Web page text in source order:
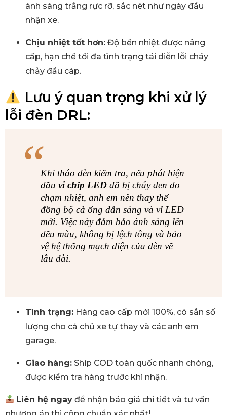
ánh sáng trắng rực rỡ, sắc nét như ngày đầu
nhận xe.
Chịu nhiệt tốt hơn: Độ bền nhiệt được nâng
cấp, hạn chế tối đa tình trạng tái diễn lỗi cháy
chảy đầu cáp.
Lưu ý quan trọng khi xử lý
lỗi đèn DRL:
Khi tháo đèn kiểm tra, nếu phát hiện
đầu vỉ chip LED đã bị cháy đen do
chạm nhiệt, anh em nên thay thế
đồng bộ cả ống dẫn sáng và vỉ LED
mới. Việc này đảm bảo ánh sáng lên
đều màu, không bị lệch tông và bảo
vệ hệ thống mạch điện của đèn về
lâu dài.
Tình trạng: Hàng cao cấp mới 100%, có sẵn số
lượng cho cả chủ xe tự thay và các anh em
garage.
Giao hàng: Ship COD toàn quốc nhanh chóng,
được kiểm tra hàng trước khi nhận.
Liên hệ ngay để nhận báo giá chi tiết và tư vấn